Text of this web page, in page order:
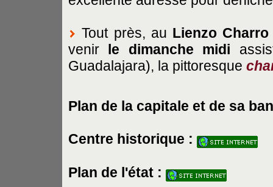
Tout près, au Lienzo
venir le dimanche midi
Guadalajara), la pittoresque
Plan de la capitale et de sa
Centre historique :
Plan de l'état :